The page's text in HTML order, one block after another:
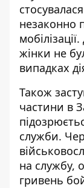
незаконно
жінки не
випадках
Також
частини в
служби.
на службу,
гривень